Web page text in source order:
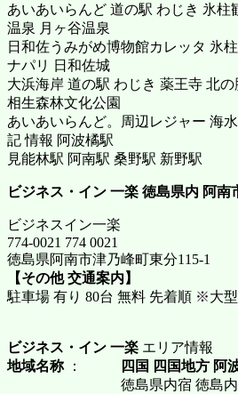
あいあいらんど 道の駅 わじき 氷柱
温泉 月ヶ谷温泉
日和佐うみがめ博物館カレッタ 氷
ナパリ 日和佐城
大浜海岸 道の駅 わじき 薬王寺 北
相生森林文化公園
あいあいらんど。周辺レジャー 海
記 情報 阿波橘駅
見能林駅 阿南駅 桑野駅 新野駅
ビジネス・イン 一楽 徳島県内 阿南
ビジネスイン一楽
774-0021 774 0021
徳島県阿南市津乃峰町東分115-1
【その他 交通案内】
駐車場 有り 80台 無料 先着順 ※大型
ビジネス・イン 一楽 エリア情報
地域名称： 四国 四国地方 阿
徳島県内宿 徳島